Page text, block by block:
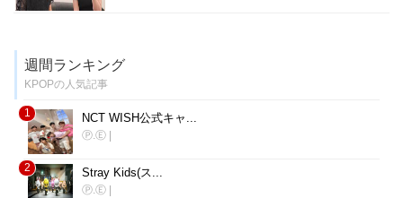
週間ランキング
KPOPの人気記事
1 NCT WISH公式キャ...
Ⓟ.Ⓔ
2 Stray Kids(ス...
Ⓟ.Ⓔ